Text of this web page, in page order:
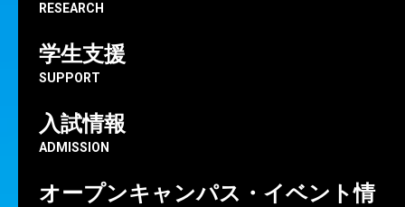
RESEARCH
学生支援
SUPPORT
入試情報
ADMISSION
オープンキャンパス・イベント情